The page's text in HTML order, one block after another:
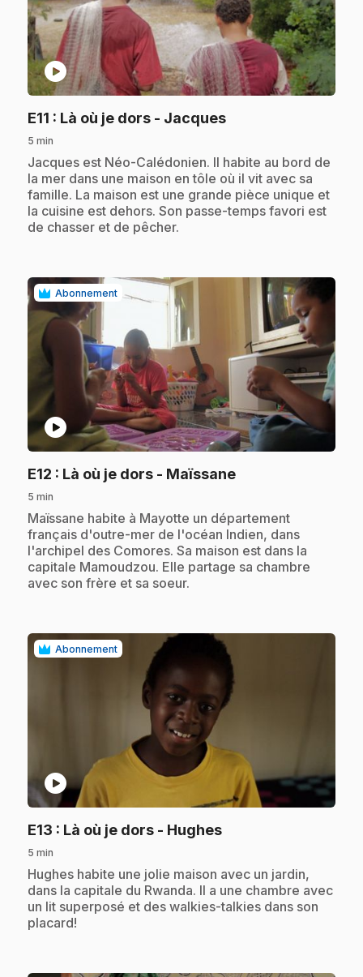
play_circle
E11 : Là où je dors - Jacques.
5 min
.Jacques est Néo-Calédonien. Il habite au bord de
la mer dans une maison en tôle où il vit avec sa
famille. La maison est une grande pièce unique et
la cuisine est dehors. Son passe-temps favori est
de chasser et de pêcher.
Abonnement
play_circle
E12 : Là où je dors - Maïssane.
5 min
.Maïssane habite à Mayotte un département
français d'outre-mer de l'océan Indien, dans
l'archipel des Comores. Sa maison est dans la
capitale Mamoudzou. Elle partage sa chambre
avec son frère et sa soeur.
Abonnement
play_circle
E13 : Là où je dors - Hughes.
5 min
.Hughes habite une jolie maison avec un jardin,
dans la capitale du Rwanda. Il a une chambre avec
un lit superposé et des walkies-talkies dans son
placard!